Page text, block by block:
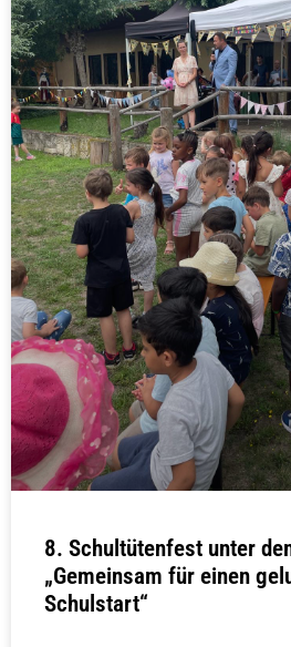
8. Schultütenfest unter
„Gemeinsam für einen
Schulstart“